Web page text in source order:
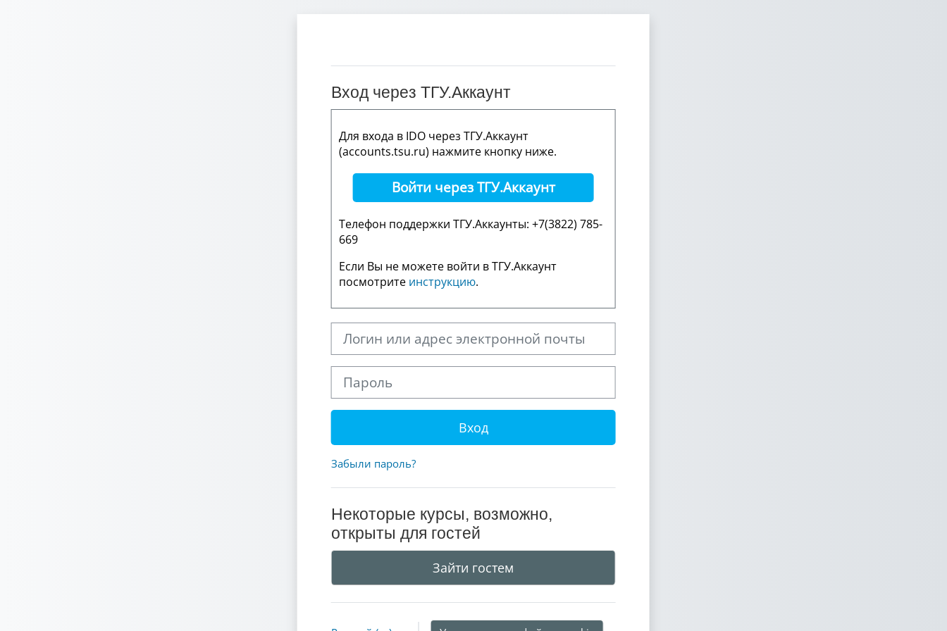
Вход через ТГУ.Аккаунт
Для входа в IDO через ТГУ.Аккаунт
(accounts.tsu.ru) нажмите кнопку ниже.
Войти через ТГУ.Аккаунт
Телефон поддержки ТГУ.Аккаунты: +7(3822) 785-
669
Если Вы не можете войти в ТГУ.Аккаунт
посмотрите инструкцию.
Вход
Забыли пароль?
Некоторые курсы, возможно,
открыты для гостей
Зайти гостем